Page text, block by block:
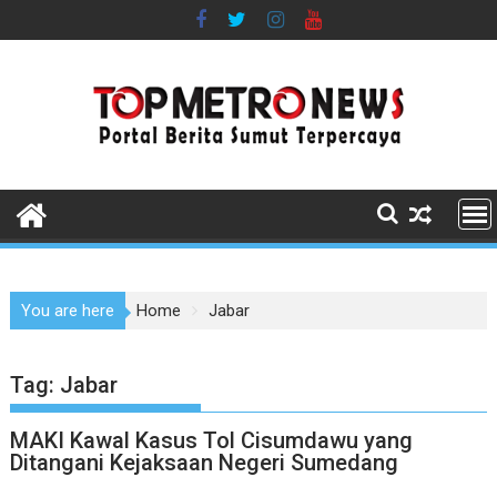
to
You are here Home Jabar
Tag: Jabar
MAKI Kawal Kasus Tol Cisumdawu yang
Ditangani Kejaksaan Negeri Sumedang